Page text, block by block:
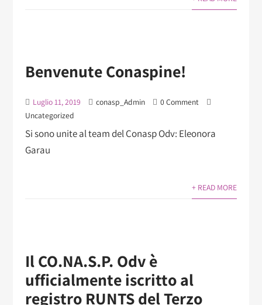
Benvenute Conaspine!
Luglio 11, 2019 conasp_Admin
0 Comment
Uncategorized
Si sono unite al team del Conasp Odv: Eleonora
Garau
+ READ MORE
Il CO.NA.S.P. Odv è
ufficialmente iscritto al
registro RUNTS del Terzo